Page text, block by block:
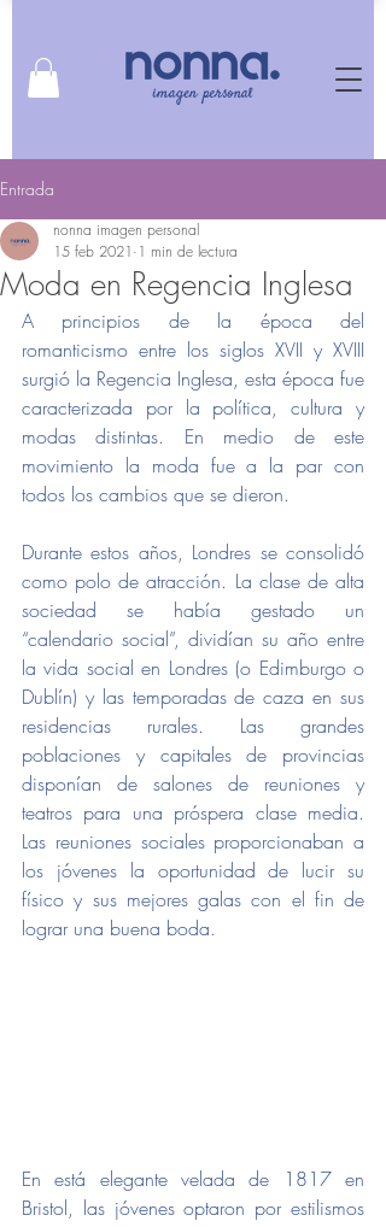
Entrada
Moda en Regencia Inglesa
nonna imagen personal
15 feb 2021 1 min de lectura
A principios de la época del
romanticismo entre los siglos XVII y XVIII
surgió la Regencia Inglesa, esta época fue
caracterizada por la política, cultura y
modas distintas. En medio de este
movimiento la moda fue a la par con
todos los cambios que se dieron.
Durante estos años, Londres se consolidó
como polo de atracción. La clase de alta
sociedad se había gestado un
“calendario social”, dividían su año entre
la vida social en Londres (o Edimburgo o
Dublín) y las temporadas de caza en sus
residencias rurales. Las grandes
poblaciones y capitales de provincias
disponían de salones de reuniones y
teatros para una próspera clase media.
Las reuniones sociales proporcionaban a
los jóvenes la oportunidad de lucir su
físico y sus mejores galas con el fin de
lograr una buena boda.
En está elegante velada de 1817 en
Bristol, las jóvenes optaron por estilismos